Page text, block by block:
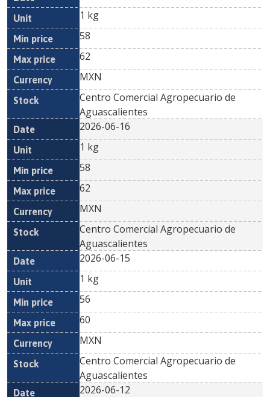
1 kg
58
62
MXN
Centro Comercial Agropecuario de
Aguascalientes
2026-06-16
1 kg
58
62
MXN
Centro Comercial Agropecuario de
Aguascalientes
2026-06-15
1 kg
56
60
MXN
Centro Comercial Agropecuario de
Aguascalientes
2026-06-12